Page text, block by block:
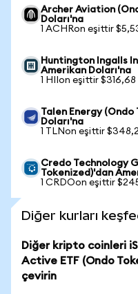
Archer Aviation
Doları'na
1 ACHRon eşittir
Huntington Ingalls
Amerikan Doları'na
1 HIIon eşittir $316,68
Talen Energy
Doları'na
1 TLNon eşittir
Credo Technology
Tokenized)'dan
1 CRDOon eşittir
Diğer kurları
Diğer kripto coinleri
Active ETF (Ondo
çevirin